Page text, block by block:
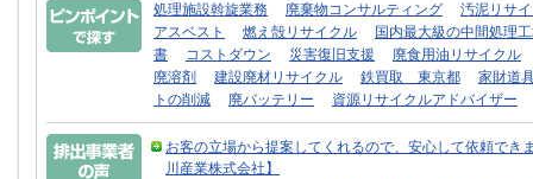
処理施設斡旋業務 廃棄物コンサルティング
汚泥リサ
アスベスト
燃え殻リサイクル
国内最大級の中間処理
書
コストダウン 災害復旧支援
廃食用油リサイクル
廃溶剤
建設廃材リサイクル 鉄買取 東京都
家財道
トの削減
廃バッテリー 資源リサイクルアドバイザー
お客の立場から提案してくれるので、安心して依頼で
川産業株式会社】